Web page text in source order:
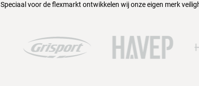
Speciaal voor de flexmarkt ontwikkelen wij onze eigen merk